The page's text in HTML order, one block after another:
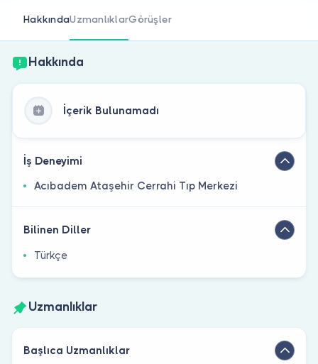
HakkındaUzmanlıklarGörüşler
Hakkında
İçerik Bulunamadı
İş Deneyimi
Acıbadem Ataşehir Cerrahi Tıp Merkezi
Bilinen Diller
Türkçe
Uzmanlıklar
Başlıca Uzmanlıklar